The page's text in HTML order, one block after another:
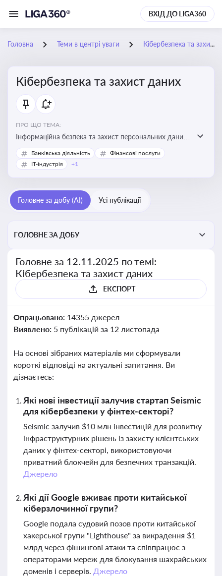
ВХІД ДО LIGA360
Головна Теми в центрі уваги Кібербезпека та захист даних
Кібербезпека та захист даних
ПРО ЩО ТЕМА:
Інформаційна безпека та захист персональних даних
на підприємстві
Банківська діяльність
Фінансові послуги
IT-індустрія
+1
Головне за добу (AI) Усі публікації
ГОЛОВНЕ ЗА ДОБУ
Головне за 12.11.2025 по темі:
Кібербезпека та захист даних
ЕКСПОРТ
Опрацьовано: 14355 джерел
Виявлено: 5 публікацій за 12 листопада
На основі зібраних матеріалів ми сформували
короткі відповіді на актуальні запитання. Ви
дізнаєтесь:
Які нові інвестиції залучив стартап Seismic
для кібербезпеки у фінтех-секторі?
Seismic залучив $10 млн інвестицій для розвитку
інфраструктурних рішень із захисту клієнтських
даних у фінтех-секторі, використовуючи
приватний блокчейн для безпечних транзакцій.
Джерело
Які дії Google вживає проти китайської
кіберзлочинної групи?
Google подала судовий позов проти китайської
хакерської групи "Lighthouse" за викрадення $1
млрд через фішингові атаки та співпрацює з
операторами мереж для блокування шахрайських
доменів і серверів. Джерело